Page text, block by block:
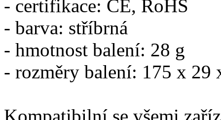
- certifikace: CE, RoHS
- barva: stříbrná
- hmotnost balení: 28 g
- rozměry balení: 175 x 29
Kompatibilní se všemi